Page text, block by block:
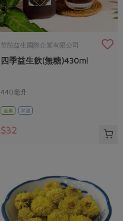
華陀益生國際企業有限公司
四季益生飲(無糖)430ml
440毫升
全素 常溫
$32